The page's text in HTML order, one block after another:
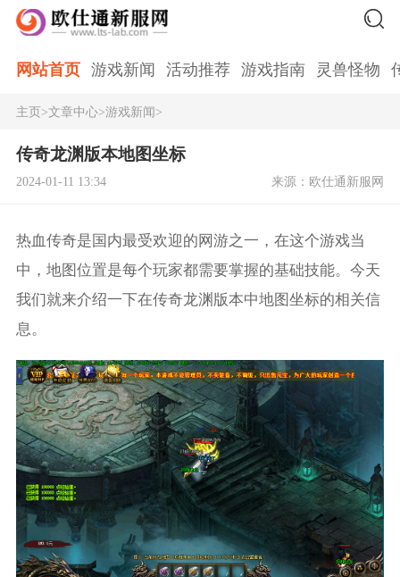
网站首页 游戏新闻 活动推荐 游戏指南 灵兽怪物
主页>文章中心>游戏新闻>
传奇龙渊版本地图坐标
2024-01-11 13:34 来源：欧仕通新服网
热血传奇是国内最受欢迎的网游之一，在这个游戏当
中，地图位置是每个玩家都需要掌握的基础技能。今天
我们就来介绍一下在传奇龙渊版本中地图坐标的相关信
息。